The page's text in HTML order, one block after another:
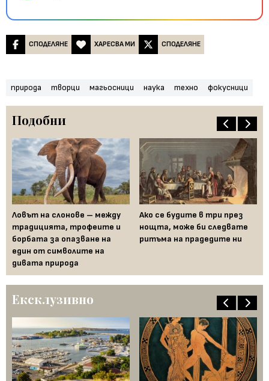
СПОДЕЛЯНЕ ХАРЕСВА МИ СПОДЕЛЯНЕ
природа творци магьосници наука техно фокусници
Подобни
Ловът на слонове – между
традицията, трофеите и
борбата за опазване на
един от символите на
дивата природа
Ако се будите в три през
нощта, може би следвате
ритъма на прадедите ни
Ексклузивно